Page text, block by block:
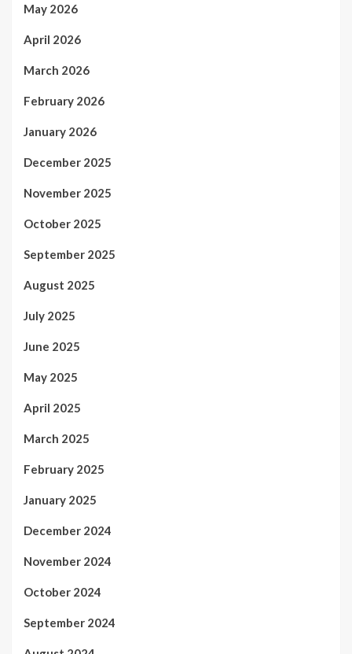
May 2026
April 2026
March 2026
February 2026
January 2026
December 2025
November 2025
October 2025
September 2025
August 2025
July 2025
June 2025
May 2025
April 2025
March 2025
February 2025
January 2025
December 2024
November 2024
October 2024
September 2024